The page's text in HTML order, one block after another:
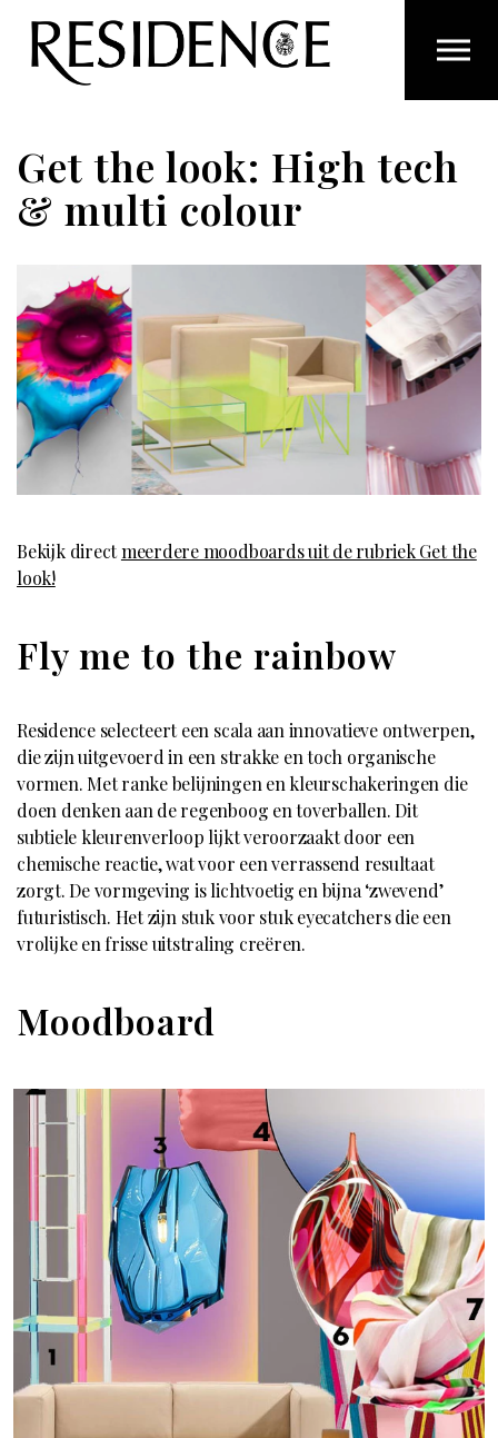
Overslaan en ga direct naar de inhoud
Get the look: High tech
& multi colour
Bekijk directmeerdere moodboards uit de rubriek Get the
look!
Fly me to the rainbow
Residence selecteert een scala aan innovatieve ontwerpen,
die zijn uitgevoerd in een strakke en toch organische
vormen. Met ranke belijningen en kleurschakeringen die
doen denken aan de regenboog en toverballen. Dit
subtiele kleurenverloop lijkt veroorzaakt door een
chemische reactie, wat voor een verrassend resultaat
zorgt. De vormgeving is lichtvoetig en bijna ‘zwevend’
futuristisch. Het zijn stuk voor stuk eyecatchers die een
vrolijke en frisse uitstraling creëren.
Moodboard